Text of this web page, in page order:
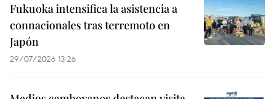
Fukuoka intensifica la asistencia a
connacionales tras terremoto en
Japón
29/07/2026 13:26